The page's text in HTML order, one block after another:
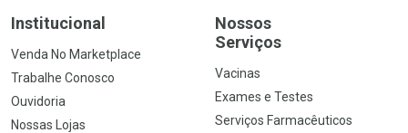
Institucional
Venda No Marketplace
Trabalhe Conosco
Ouvidoria
Nossas Lojas
Nossos
Serviços
Vacinas
Exames e Testes
Serviços Farmacêuticos